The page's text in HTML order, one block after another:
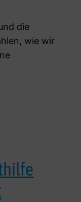
die
wie wir